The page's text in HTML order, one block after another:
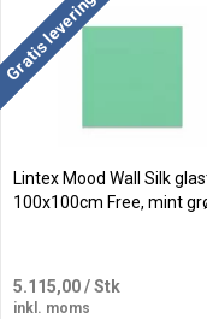
mere og spar
Gratis levering
Lintex Mood Wall Silk
100x100cm Free, mint
5.115,00/ Stk
inkl. moms